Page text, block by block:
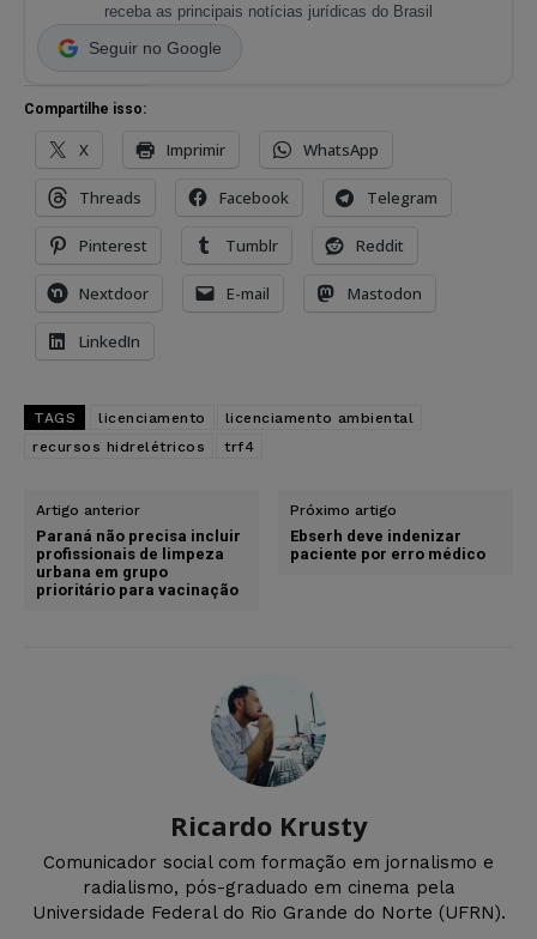
receba as principais notícias jurídicas do Brasil
Seguir no Google
Compartilhe isso:
X Imprimir WhatsApp
Threads Facebook Telegram
Pinterest Tumblr Reddit
Nextdoor E-mail Mastodon
LinkedIn
TAGS licenciamento
licenciamento ambiental
recursos hidrelétricos
trf4
Artigo anterior
Paraná não precisa incluir
profissionais de limpeza
urbana em grupo
prioritário para vacinação
Próximo artigo
Ebserh deve indenizar
paciente por erro médico
Ricardo Krusty
Comunicador social com formação em jornalismo e
radialismo, pós-graduado em cinema pela
Universidade Federal do Rio Grande do Norte (UFRN).